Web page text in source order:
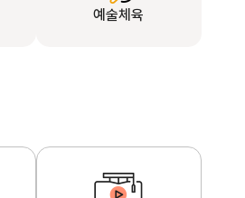
예술체육